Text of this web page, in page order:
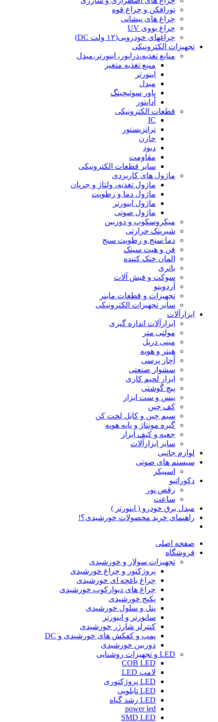
نورافکن و چراغ قوه
چراغ های پیشانی
چراغ یووی UV
چراغهای خودرویی(۱۲ ولت DC)
تجهیزات الکترونیکی
منابع تغذیه،درایور، اینورتر،مبدل
منبع تغذیه متغیر
اینورتر
مبدل
پاور سوئیچینگ
آداپتور
قطعات الکترونیکی
IC
ترانزیستور
خازن
دیود
مقاومت
سایر قطعات الکترونیکی
ماژول های کاربردی
ماژول تغذیه، ولتاژ و جریان
ماژول دما و رطوبت
ماژول اینورتر
ماژول صوتی
میکروسکوپ و دوربین
شیرینک حرارتی
دما سنج و رطوبت سنج
فن و هیت سینک
المان خنک کننده
باتری
سوکت و فیش آلات
آردوینو
تجهیزات و قطعات ماینر
سایر تجهیزات الکترونیکی
ابزارآلات
ابزارآلات اندازه گیری
مولتی متر
مینی دریل
هیتر و هویه
آچار پرسی
سشوار صنعتی
ابزار لحیم کاری
پیچ گوشتی
پنس و ست ابزار
کف چین
سیم چین و کابل لخت کن
گیره مونتاژ و پایه هویه
جعبه و کیف ابزار
سایر ابزارآلات
لوازم جانبی
سیستم های صوتی
اسپیکر
دکوراتیو
رقص نور
ساعت
مبدل برق خودرو ( اینورتر )
راهنمای خرید محصولات خورشیدی؟!
صفحه اصلی
فروشگاه
تجهیزات سولار و خورشیدی
پروژکتور و چراغ خورشیدی
چراغ باغچه ای خورشیدی
چراغ های دیوارکوب خورشیدی
پکیج خورشیدی
پنل و سلول خورشیدی
سانورتر و اینورتر
کنترلر شارژر خورشیدی
پمپ و کفکش های خورشیدی و DC
دوربین خورشیدی
LED و تجهیزات روشنایی
COB LED
لامپ LED
LED پروژکتوری
LED تابلویی
LED رشد گیاه
power led
SMD LED